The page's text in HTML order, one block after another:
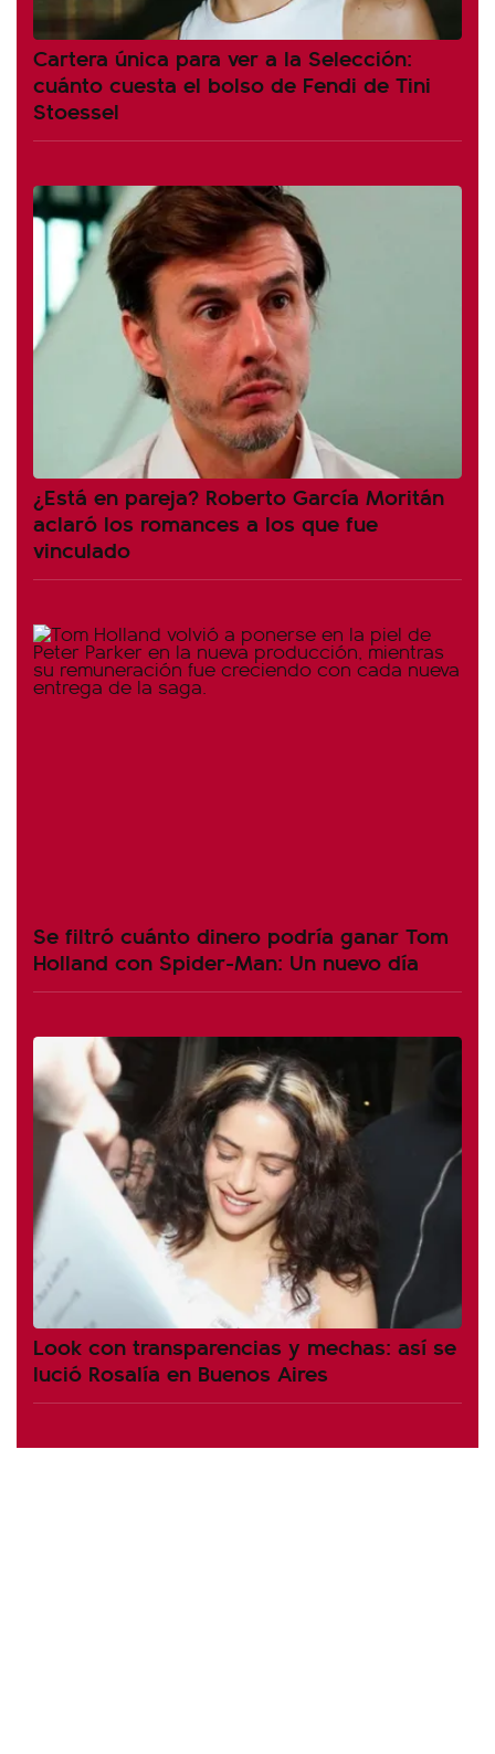
Cartera única para ver a la Selección:
cuánto cuesta el bolso de Fendi de Tini
Stoessel
¿Está en pareja? Roberto García Moritán
aclaró los romances a los que fue
vinculado
Se filtró cuánto dinero podría ganar Tom
Holland con Spider-Man: Un nuevo día
Look con transparencias y mechas: así se
lució Rosalía en Buenos Aires